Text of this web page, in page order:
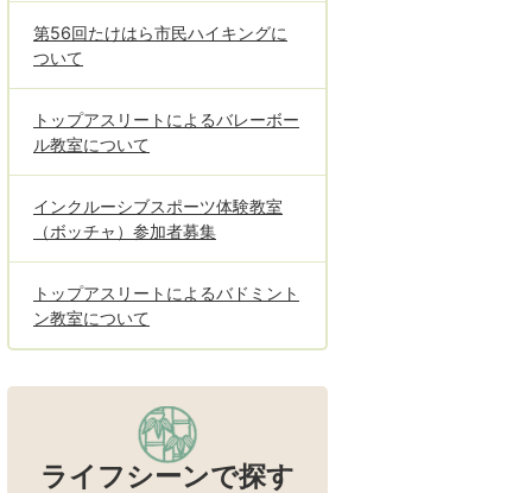
第56回たけはら市民ハイキングに
ついて
トップアスリートによるバレーボー
ル教室について
インクルーシブスポーツ体験教室
（ボッチャ）参加者募集
トップアスリートによるバドミント
ン教室について
ライフシーンで探す